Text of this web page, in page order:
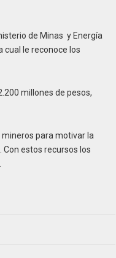
de Minas y Energía
cual le reconoce los
millones de pesos,
para motivar la
estos recursos los